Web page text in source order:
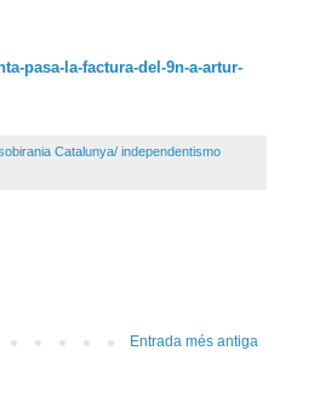
pasa-la-factura-del-9n-a-artur-
Catalunya/ independentismo
Entrada més antiga